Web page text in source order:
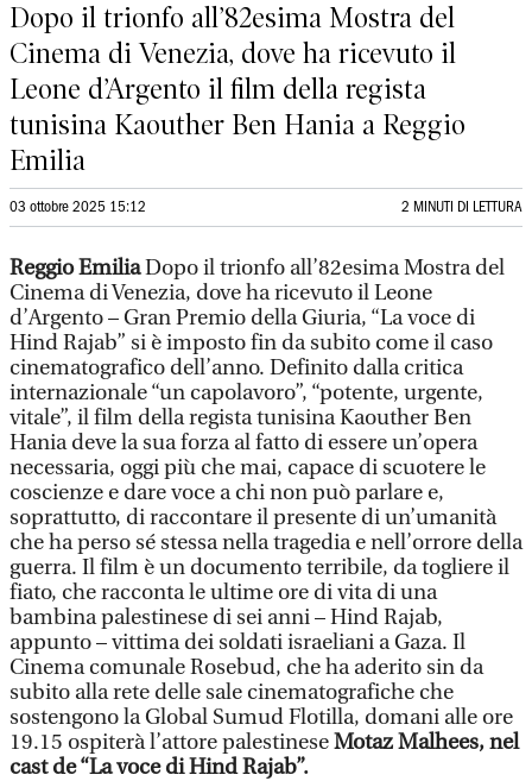
Dopo il trionfo all’82esima Mostra del
Cinema di Venezia, dove ha ricevuto il
Leone d’Argento il film della regista
tunisina Kaouther Ben Hania a Reggio
Emilia
03 ottobre 2025 15:12 2 MINUTI DI LETTURA
Reggio EmiliaDopo il trionfo all’82esima Mostra del
Cinema di Venezia, dove ha ricevuto il Leone
d’Argento – Gran Premio della Giuria, “La voce di
Hind Rajab” si è imposto fin da subito come il caso
cinematografico dell’anno. Definito dalla critica
internazionale “un capolavoro”, “potente, urgente,
vitale”, il film della regista tunisina Kaouther Ben
Hania deve la sua forza al fatto di essere un’opera
necessaria, oggi più che mai, capace di scuotere le
coscienze e dare voce a chi non può parlare e,
soprattutto, di raccontare il presente di un’umanità
che ha perso sé stessa nella tragedia e nell’orrore della
guerra. Il film è un documento terribile, da togliere il
fiato, che racconta le ultime ore di vita di una
bambina palestinese di sei anni – Hind Rajab,
appunto – vittima dei soldati israeliani a Gaza. Il
Cinema comunale Rosebud, che ha aderito sin da
subito alla rete delle sale cinematografiche che
sostengono la Global Sumud Flotilla, domani alle ore
19.15 ospiterà l’attore palestineseMotaz Malhees, nel
cast de “La voce di Hind Rajab”.